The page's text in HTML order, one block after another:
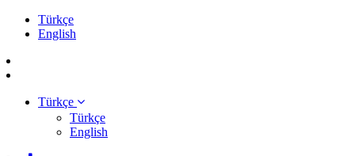
Türkçe
English
Türkçe
Türkçe
English